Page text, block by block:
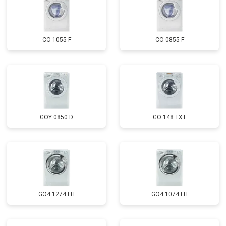
CO 1055 F CO 0855 F
GOY 0850 D GO 148 TXT
GO4 1274 LH GO4 1074 LH